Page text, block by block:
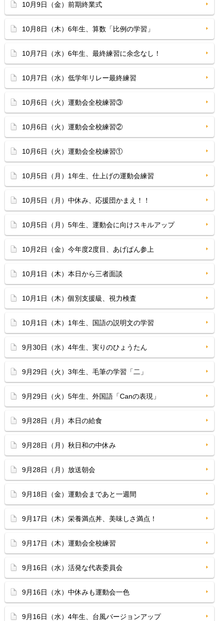
10月9日（金）前期終業式
10月8日（木）6年生、算数「比例の学習」
10月7日（水）6年生、最終練習に余念なし！
10月7日（水）低学年リレー最終練習
10月6日（火）運動会全校練習③
10月6日（火）運動会全校練習②
10月6日（火）運動会全校練習①
10月5日（月）1年生、仕上げの運動会練習
10月5日（月）中休み、応援団かまえ！！
10月5日（月）5年生、運動会に向けスキルアップ
10月2日（金）今年度2度目、あげぱん参上
10月1日（木）本日から三者面談
10月1日（木）個別支援級、視力検査
10月1日（木）1年生、国語の説明文の学習
9月30日（水）4年生、実りのひょうたん
9月29日（火）3年生、毛筆の学習「二」
9月29日（火）5年生、外国語「Canの表現」
9月28日（月）本日の給食
9月28日（月）秋日和の中休み
9月28日（月）放送朝会
9月18日（金）運動会まであと一週間
9月17日（木）栄養満点丼、美味しさ満点！
9月17日（木）運動会全校練習
9月16日（水）活発な代表委員会
9月16日（水）中休みも運動会一色
9月16日（水）4年生、台風バージョンアップ